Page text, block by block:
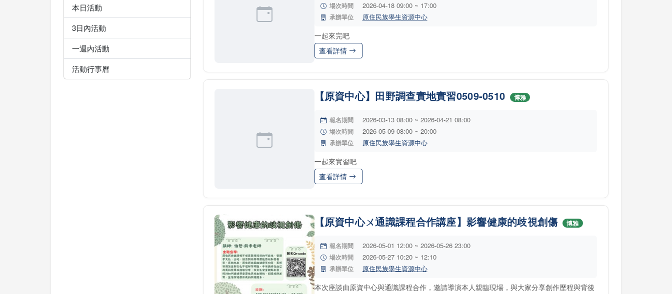
本日活動
3日內活動
一週內活動
活動行事曆
場次時間 2026-04-18 09:00 ~ 17:00
承辦單位 原住民族學生資源中心
一起來完吧
查看詳情
【原資中心】田野調查實地實習0509-0510 博雅
報名期間 2026-03-13 08:00 ~ 2026-04-21 08:00
場次時間 2026-05-09 08:00 ~ 20:00
承辦單位 原住民族學生資源中心
一起來實習吧
查看詳情
【原資中心ㄨ通識課程合作講座】影響健康的歧視創傷 博雅
報名期間 2026-05-01 12:00 ~ 2026-05-26 23:00
場次時間 2026-05-27 10:20 ~ 12:10
承辦單位 原住民族學生資源中心
本次座談由原資中心與通識課程合作，邀請導演本人親臨現場，與大家分享創作歷程與背後